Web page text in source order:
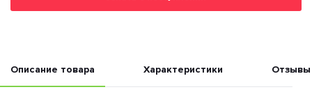
Описание товара Характеристики Отзывы